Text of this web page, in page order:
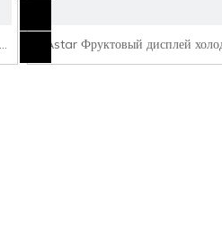
Astar Фруктовый дисплей
SG4-25